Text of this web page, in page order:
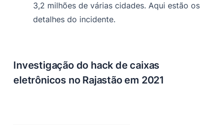
3,2 milhões de várias cidades. Aqui estão os
detalhes do incidente.
Investigação do hack de caixas
eletrônicos no Rajastão em 2021